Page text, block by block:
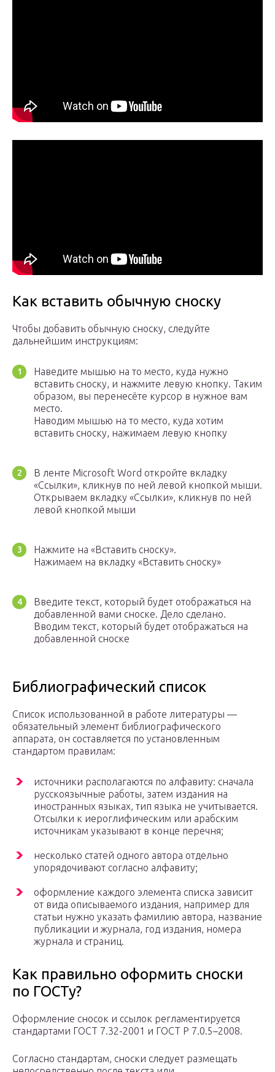
Как вставить обычную сноску
Чтобы добавить обычную сноску, следуйте
дальнейшим инструкциям:
Наведите мышью на то место, куда нужно
вставить сноску, и нажмите левую кнопку. Таким
образом, вы перенесёте курсор в нужное вам
место.
Наводим мышью на то место, куда хотим
вставить сноску, нажимаем левую кнопку
В ленте Microsoft Word откройте вкладку
«Ссылки», кликнув по ней левой кнопкой мыши.
Открываем вкладку «Ссылки», кликнув по ней
левой кнопкой мыши
Нажмите на «Вставить сноску».
Нажимаем на вкладку «Вставить сноску»
Введите текст, который будет отображаться на
добавленной вами сноске. Дело сделано.
Вводим текст, который будет отображаться на
добавленной сноске
Библиографический список
Список использованной в работе литературы —
обязательный элемент библиографического
аппарата, он составляется по установленным
стандартом правилам:
источники располагаются по алфавиту: сначала
русскоязычные работы, затем издания на
иностранных языках, тип языка не учитывается.
Отсылки к иероглифическим или арабским
источникам указывают в конце перечня;
несколько статей одного автора отдельно
упорядочивают согласно алфавиту;
оформление каждого элемента списка зависит
от вида описываемого издания, например для
статьи нужно указать фамилию автора, название
публикации и журнала, год издания, номера
журнала и страниц.
Как правильно оформить сноски
по ГОСТу?
Оформление сносок и ссылок регламентируется
стандартами ГОСТ 7.32-2001 и ГОСТ Р 7.0.5–2008.
Согласно стандартам, сноски следует размещать